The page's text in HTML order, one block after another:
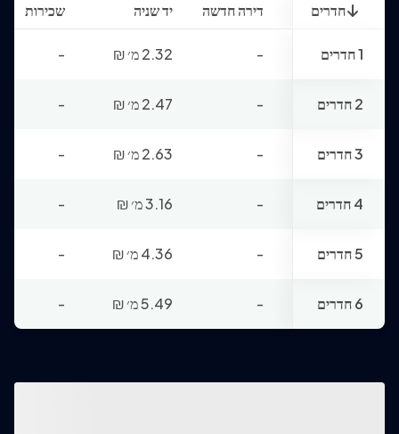
חדרים דירה חדשה יד שניה שכירות
1 חדרים - 2.32 מ׳ ₪
-
2 חדרים - 2.47 מ׳ ₪
-
3 חדרים - 2.63 מ׳ ₪
-
4 חדרים - 3.16 מ׳ ₪
-
5 חדרים - 4.36 מ׳ ₪
-
6 חדרים - 5.49 מ׳ ₪
-